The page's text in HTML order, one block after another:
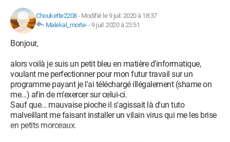
Choukette2208- Modifié le 9 juil. 2020 à 18:37
Malekal_morte--9 juil. 2020 à 23:51
Bonjour,
alors voilà je suis un petit bleu en matière d'informatique,
voulant me perfectionner pour mon futur travail sur un
programme payant je l'ai téléchargé illégalement (shame on
me...) afin de m'exercer sur celui-ci.
Sauf que... mauvaise pioche il s'agissait là d'un tuto
malveillant me faisant installer un vilain virus qui me les brise
en petits morceaux.